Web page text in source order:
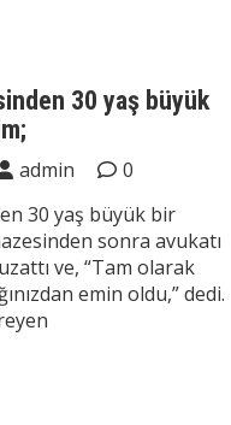
30 yaş büyük
admin
0
30 yaş büyük bir
sonra avukatı
ve, “Tam olarak
emin oldu,” dedi.